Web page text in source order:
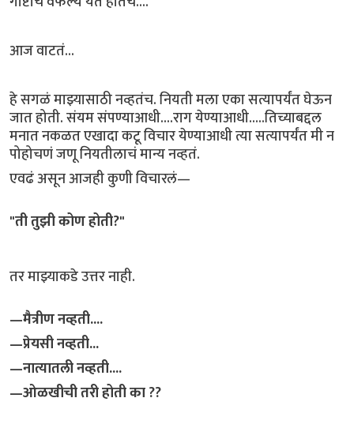
आज वाटतं...
हे सगळं माझ्यासाठी नव्हतंच. नियती मला एका सत्यापर्यंत घेऊन
जात होती. संयम संपण्याआधी....राग येण्याआधी.....तिच्याबद्दल
मनात नकळत एखादा कटू विचार येण्याआधी त्या सत्यापर्यंत मी न
पोहोचणं जणू नियतीलाचं मान्य नव्हतं.
एवढं असून आजही कुणी विचारलं—
"ती तुझी कोण होती?"
तर माझ्याकडे उत्तर नाही.
—मैत्रीण नव्हती....
—प्रेयसी नव्हती...
—नात्यातली नव्हती....
—ओळखीची तरी होती का ??